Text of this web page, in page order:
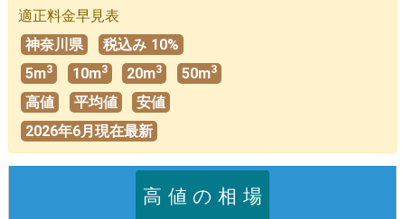
適正料金早見表
神奈川県
税込み 10%
5m3 10m3 20m3 50m3
高値 平均値
安値
2026年6月現在最新
高 値 の 相 場